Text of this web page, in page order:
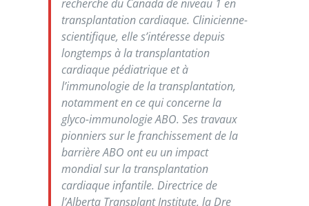
recherche du Canada de niveau 1 en
transplantation cardiaque. Clinicienne-
scientifique, elle s’intéresse depuis
longtemps à la transplantation
cardiaque pédiatrique et à
l’immunologie de la transplantation,
notamment en ce qui concerne la
glyco-immunologie ABO. Ses travaux
pionniers sur le franchissement de la
barrière ABO ont eu un impact
mondial sur la transplantation
cardiaque infantile. Directrice de
l’Alberta Transplant Institute, la Dre